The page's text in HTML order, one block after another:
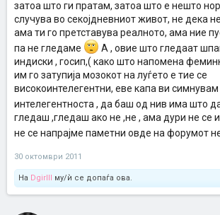
затоа што ги пратам, затоа што е нешто
случува во секојдневниот живот, не дека
ама ти го претставува реалното, ама ние
па не гледаме
А , овие што гледаат
индиски , госип,( како што напомена
им го затупија мозокот на луѓето е тие се
високоинтелегентни, еве капа ви симнувам
интелегентноста , да баш од нив има што
гледаш ,гледаш ако не ,не , ама дури не се
не се напрајме паметни овде на форумот
30 октомври 2011
На Dgirlll му/ѝ се допаѓа ова.